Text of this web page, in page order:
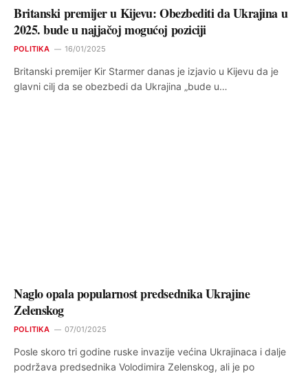
Britanski premijer u Kijevu: Obezbediti da Ukrajina u
2025. bude u najjačoj mogućoj poziciji
POLITIKA 16/01/2025
Britanski premijer Kir Starmer danas je izjavio u Kijevu da je
glavni cilj da se obezbedi da Ukrajina „bude u…
Naglo opala popularnost predsednika Ukrajine
Zelenskog
POLITIKA 07/01/2025
Posle skoro tri godine ruske invazije većina Ukrajinaca i dalje
podržava predsednika Volodimira Zelenskog, ali je po